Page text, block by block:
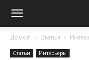
Домой Статьи
Статьи Интерьеры